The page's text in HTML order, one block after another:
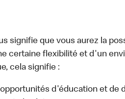
signifie que vous aurez la
certaine flexibilité et d'un
cela signifie :
d'éducation et de